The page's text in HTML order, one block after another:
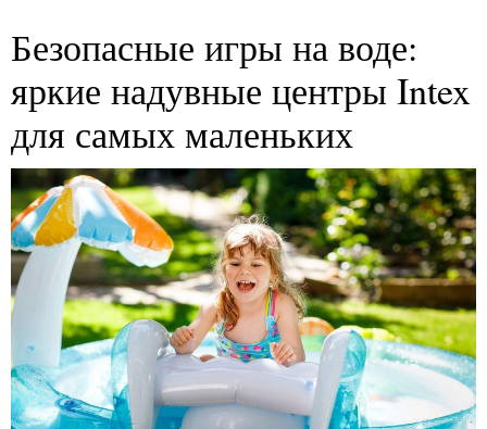
Безопасные игры на воде:
яркие надувные центры Intex
для самых маленьких